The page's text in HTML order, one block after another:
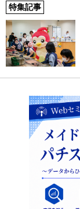
特集記事